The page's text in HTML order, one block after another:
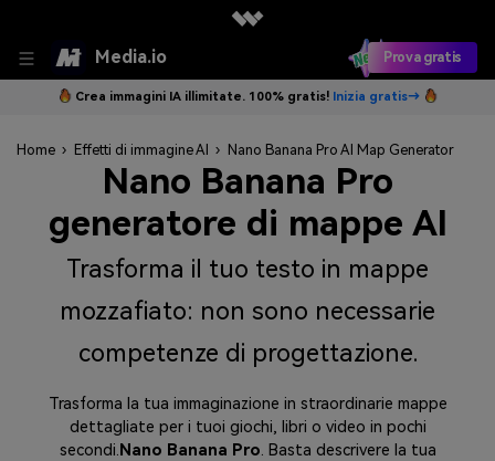
Media.io Prova gratis
Crea immagini IA illimitate. 100% gratis! Inizia gratis→
Home › Effetti di immagine AI › Nano Banana Pro AI Map Generator
Nano Banana Pro
generatore di mappe AI
Trasforma il tuo testo in mappe
mozzafiato: non sono necessarie
competenze di progettazione.
Trasforma la tua immaginazione in straordinarie mappe
dettagliate per i tuoi giochi, libri o video in pochi
secondi. Nano Banana Pro. Basta descrivere la tua